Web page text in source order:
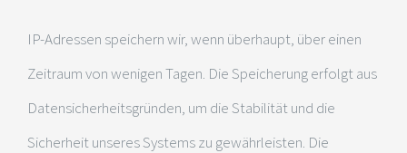
IP-Adressen speichern wir, wenn überhaupt, über einen
Zeitraum von wenigen Tagen. Die Speicherung erfolgt aus
Datensicherheitsgründen, um die Stabilität und die
Sicherheit unseres Systems zu gewährleisten. Die